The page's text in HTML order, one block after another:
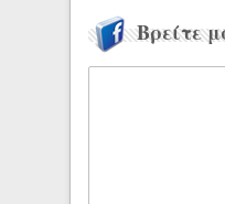
Βρείτε